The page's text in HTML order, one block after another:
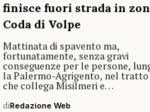
finisce fuori strada in
Coda di Volpe
Mattinata di spavento ma,
fortunatamente, senza gravi
conseguenze per le persone,
la Palermo-Agrigento, nel tratto
che collega Misilmeri e…
diRedazione Web